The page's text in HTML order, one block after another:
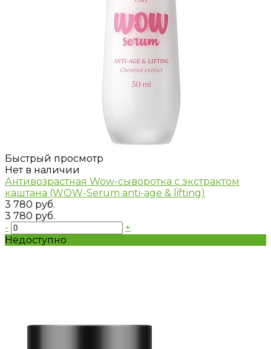
Быстрый просмотр
Нет в наличии
Антивозрастная Wow-сыворотка с экстрактом
каштана (WOW-Serum anti-age & lifting)
3 780 руб.
3 780 руб.
-
+
Недоступно